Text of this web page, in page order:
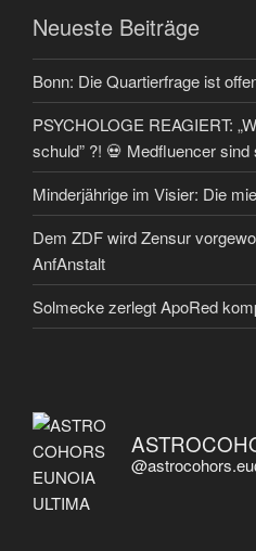
Neueste Beiträge
Bonn: Die Quartierfrage ist
PSYCHOLOGE REAGIERT:
schuld” ?! 💀 Medfluencer
Minderjährige im Visier: Die
Dem ZDF wird Zensur
AnfAnstalt
Solmecke zerlegt ApoRed